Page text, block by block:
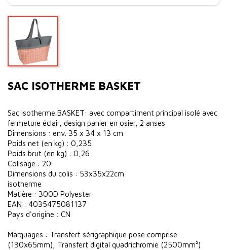
SAC ISOTHERME BASKET
Sac isotherme BASKET: avec compartiment principal isolé avec
fermeture éclair, design panier en osier, 2 anses
Dimensions : env. 35 x 34 x 13 cm
Poids net (en kg) : 0,235
Poids brut (en kg) : 0,26
Colisage : 20
Dimensions du colis : 53x35x22cm
isotherme
Matière : 300D Polyester
EAN : 4035475081137
Pays d'origine : CN
Marquages : Transfert sérigraphique pose comprise
(130x65mm), Transfert digital quadrichromie (2500mm²)